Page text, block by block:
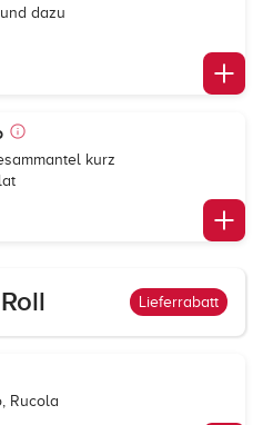
dazu
kurz
Lieferrabatt
Rucola